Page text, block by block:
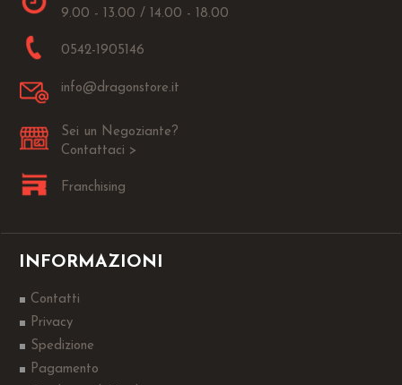
9.00 - 13.00 / 14.00 - 18.00
0542-1905146
info@dragonstore.it
Sei un Negoziante?
Contattaci >
Franchising
INFORMAZIONI
Contatti
Privacy
Spedizione
Pagamento